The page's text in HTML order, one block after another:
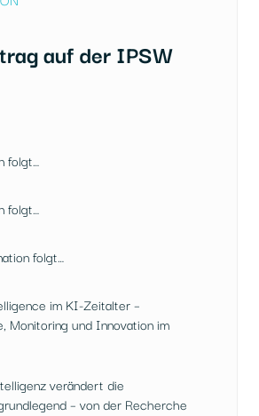
auf der IPSW
folgt…
folgt…
folgt…
im KI-Zeitalter –
Monitoring und Innovation im
verändert die
– von der Recherche